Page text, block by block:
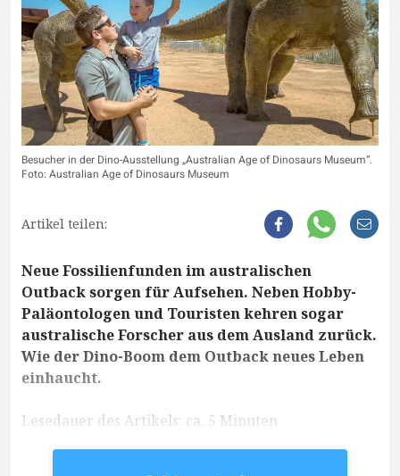
Besucher in der Dino-Ausstellung „Australian Age of Dinosaurs Museum“.
Foto: Australian Age of Dinosaurs Museum
Artikel teilen:
Neue Fossilienfunden im australischen
Outback sorgen für Aufsehen. Neben Hobby-
Paläontologen und Touristen kehren sogar
australische Forscher aus dem Ausland zurück.
Wie der Dino-Boom dem Outback neues Leben
einhaucht.
Lesedauer des Artikels: ca. 5 Minuten